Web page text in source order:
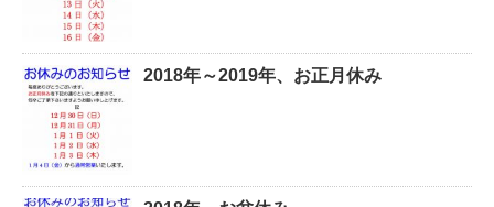
2018年～2019年、お正月休み